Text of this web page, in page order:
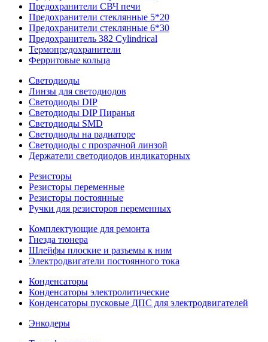
Предохранители СВЧ печи
Предохранители стеклянные 5*20
Предохранители стеклянные 6*30
Предохранитель 382 Cylindrical
Термопредохранители
Ферритовые кольца
Светодиоды
Линзы для светодиодов
Светодиоды DIP
Светодиоды DIP Пиранья
Светодиоды SMD
Светодиоды на радиаторе
Светодиоды с прозрачной линзой
Держатели светодиодов индикаторных
Резисторы
Резисторы переменные
Резисторы постоянные
Ручки для резисторов переменных
Комплектующие для ремонта
Гнезда тюнера
Шлейфы плоские и разъемы к ним
Электродвигатели постоянного тока
Конденсаторы
Конденсаторы электролитические
Конденсаторы пусковые ДПС для электродвигателей
Энкодеры